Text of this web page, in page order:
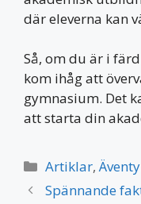
där eleverna kan
Så, om du är i
kom ihåg att
gymnasium. Det
att starta din
Kategorier
Artiklar,
Spännande